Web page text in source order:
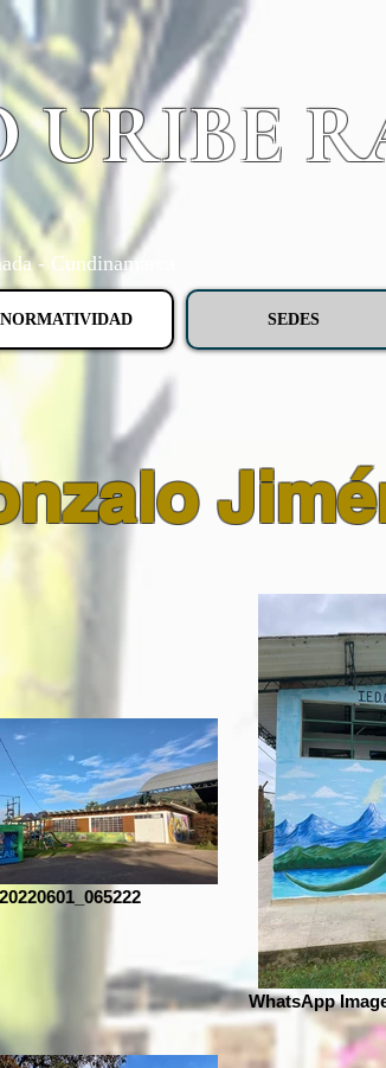
URIBE
- Cundinamarca
NORMATIVIDAD SEDES
20220601_065222
WhatsApp